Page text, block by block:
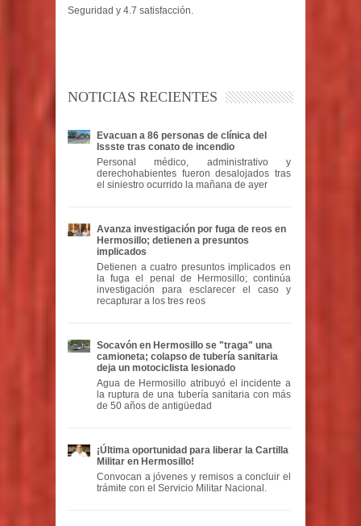
Seguridad y 4.7 satisfacción.
NOTICIAS RECIENTES
Evacuan a 86 personas de clínica del
Issste tras conato de incendio
Personal médico, administrativo y
derechohabientes fueron desalojados tras
el siniestro ocurrido la mañana de ayer
Avanza investigación por fuga de reos en
Hermosillo; detienen a presuntos
implicados
Detienen a cuatro presuntos implicados en
la fuga el penal de Hermosillo; continúa
investigación para esclarecer el caso y
recapturar a los tres reos
Socavón en Hermosillo se "traga" una
camioneta; colapso de tubería sanitaria
deja un motociclista lesionado
Agua de Hermosillo atribuyó el incidente a
la ruptura de una tubería sanitaria con más
de 50 años de antigüedad
¡Última oportunidad para liberar la Cartilla
Militar en Hermosillo!
Convocan a jóvenes y remisos a concluir el
trámite con el Servicio Militar Nacional.